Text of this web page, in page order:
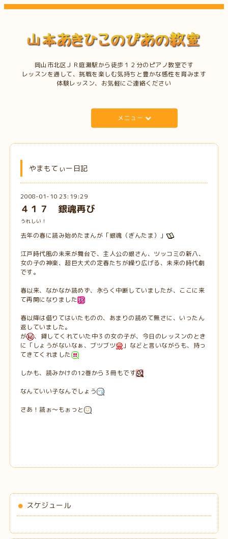
岡山市北区ＪＲ庭瀬駅から徒歩１２分のピアノ教室です
レッスンを通して、挑戦を楽しむ気持ちと豊かな感性を育みます
体験レッスン、お気軽にご連絡ください
メニュー
やまもてぃー日記
2008-01-10 23:19:29
４１７ 銀魂再び
うれしい！
去年の春に読み始めたまんが「銀魂（ぎんたま）」
江戸時代風の未来が舞台で、主人公の銀さん、ツッコミの新八、
女の子の神楽、超巨大犬の定春たちが繰り広げる、未来の時代劇
です。
春以来、なかなか読めず、永らく中断していましたが、ここに来
て再開になりました
春以降は借りてはいたものの、あまりの読めて無さに、いったん
返していました。
が
、貸してくれていた中３の女の子が、今日のレッスンのとき
に「しょうがないなぁ、ブツブツ
」などと言いながらも、持っ
てきてくれました
しかも、読みかけの12巻から３冊もです
なんていい子なんでしょう
さあ！読ぉ～もぉっと
スケジュール